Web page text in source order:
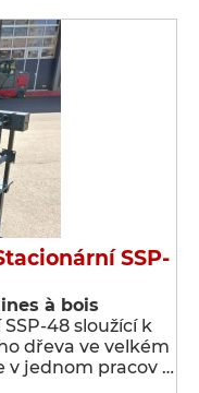
SSP-
à bois
48 sloužící k
dřeva ve velkém
v jednom pracov …